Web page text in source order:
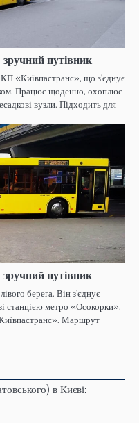
путівник
«Київпастранс», що з’єднує
Працює щоденно, охоплює
вузли. Підходить для
путівник
берега. Він з’єднує
станцією метро «Осокорки».
Маршрут
в Києві: